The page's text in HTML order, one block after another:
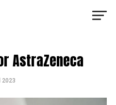
AstraZeneca
2023